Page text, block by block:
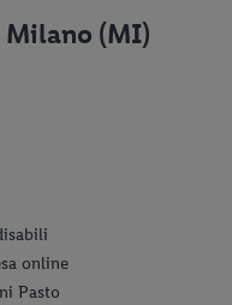
Milano (MI)
online
Pasto